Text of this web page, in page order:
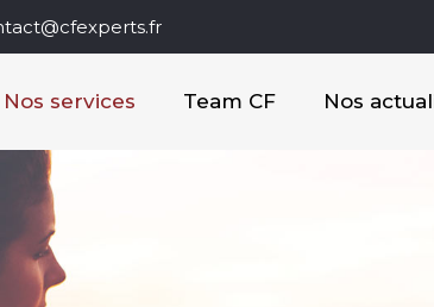
Nos services Team CF Nos